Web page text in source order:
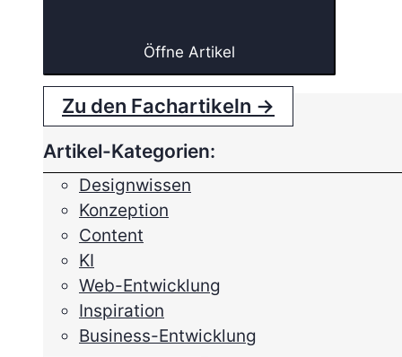
Öffne Artikel
Zu den Fachartikeln →
Artikel-Kategorien:
Designwissen
Konzeption
Content
KI
Web-Entwicklung
Inspiration
Business-Entwicklung